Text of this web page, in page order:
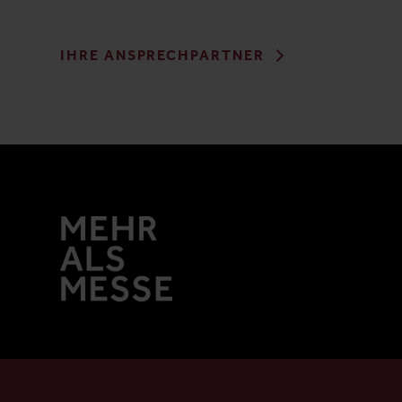
IHRE ANSPRECHPARTNER